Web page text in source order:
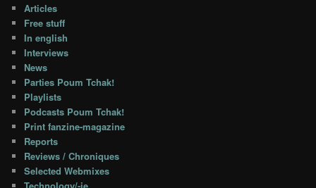
Articles
Free stuff
In english
Interviews
News
Parties Poum Tchak!
Playlists
Podcasts Poum Tchak!
Print fanzine-magazine
Reports
Reviews / Chroniques
Selected Webmixes
Technology/-ie